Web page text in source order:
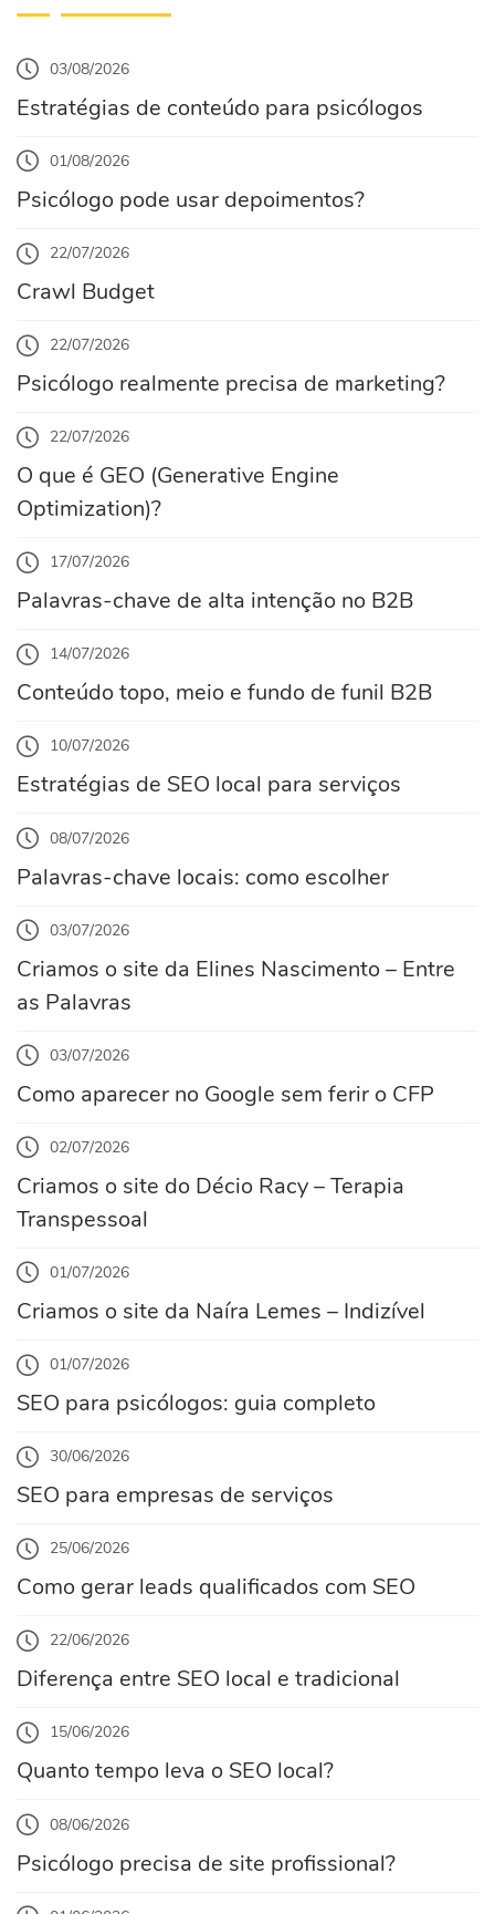
03/08/2026
Estratégias de conteúdo para psicólogos
01/08/2026
Psicólogo pode usar depoimentos?
22/07/2026
Crawl Budget
22/07/2026
Psicólogo realmente precisa de marketing?
22/07/2026
O que é GEO (Generative Engine
Optimization)?
17/07/2026
Palavras-chave de alta intenção no B2B
14/07/2026
Conteúdo topo, meio e fundo de funil B2B
10/07/2026
Estratégias de SEO local para serviços
08/07/2026
Palavras-chave locais: como escolher
03/07/2026
Criamos o site da Elines Nascimento – Entre
as Palavras
03/07/2026
Como aparecer no Google sem ferir o CFP
02/07/2026
Criamos o site do Décio Racy – Terapia
Transpessoal
01/07/2026
Criamos o site da Naíra Lemes – Indizível
01/07/2026
SEO para psicólogos: guia completo
30/06/2026
SEO para empresas de serviços
25/06/2026
Como gerar leads qualificados com SEO
22/06/2026
Diferença entre SEO local e tradicional
15/06/2026
Quanto tempo leva o SEO local?
08/06/2026
Psicólogo precisa de site profissional?